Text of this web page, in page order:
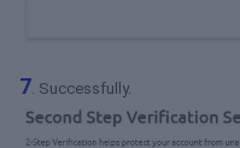
7 . Successfully.